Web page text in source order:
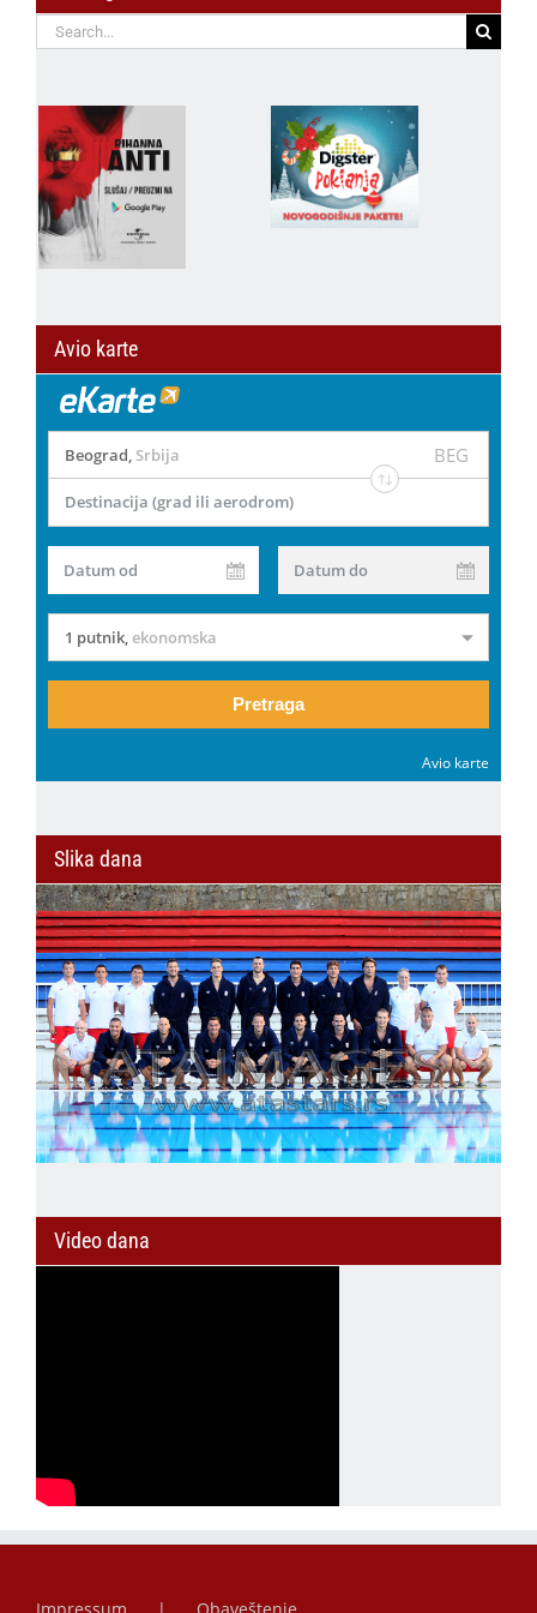
Search
for:
Avio karte
Beograd, Srbija BEG
Destinacija (grad ili aerodrom)
Datum od Datum do
1 putnik,ekonomska
Pretraga
Avio karte
Slika dana
Video dana